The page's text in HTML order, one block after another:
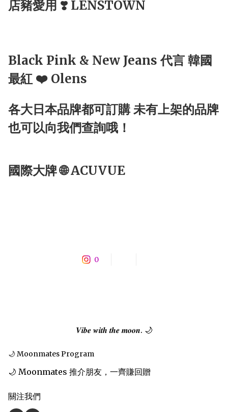
店豬愛用 ❣️ LENSTOWN
Black Pink & New Jeans 代言 韓國
最紅 ❤️ Olens
各大日本品牌都可訂購 未有上架的品牌
也可以向我們查詢哦！
國際大牌 🌐 ACUVUE
0
𝑽𝒊𝒃𝒆 𝒘𝒊𝒕𝒉 𝒕𝒉𝒆 𝒎𝒐𝒐𝒏. 🌙
🌙 Moonmates Program
🌙 Moonmates 推介朋友，一齊賺回贈
關注我們